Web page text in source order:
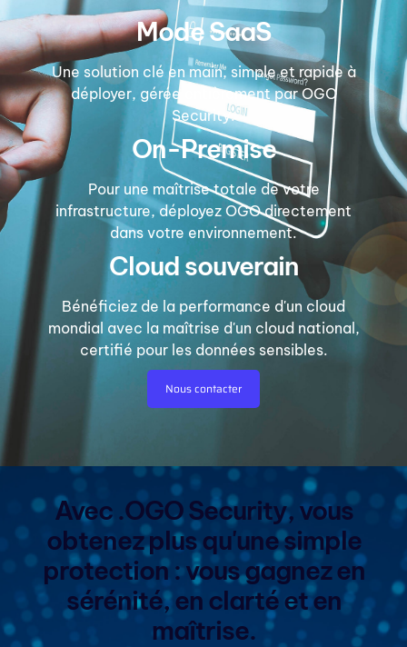
Mode SaaS
Une solution clé en main, simple et rapide à
déployer, gérée entièrement par OGO
Security.
On-Premise
Pour une maîtrise totale de votre
infrastructure, déployez OGO directement
dans votre environnement.
Cloud souverain
Bénéficiez de la performance d'un cloud
mondial avec la maîtrise d'un cloud national,
certifié pour les données sensibles.
Nous contacter
Avec .OGO Security, vous
obtenez plus qu'une simple
protection : vous gagnez en
sérénité, en clarté et en
maîtrise.